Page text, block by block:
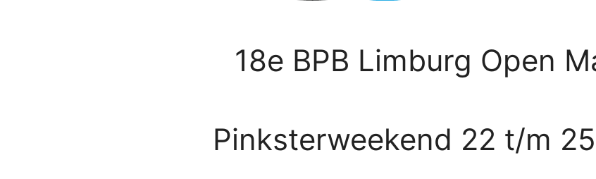
18e BPB Limburg Open
Pinksterweekend 22 t/m